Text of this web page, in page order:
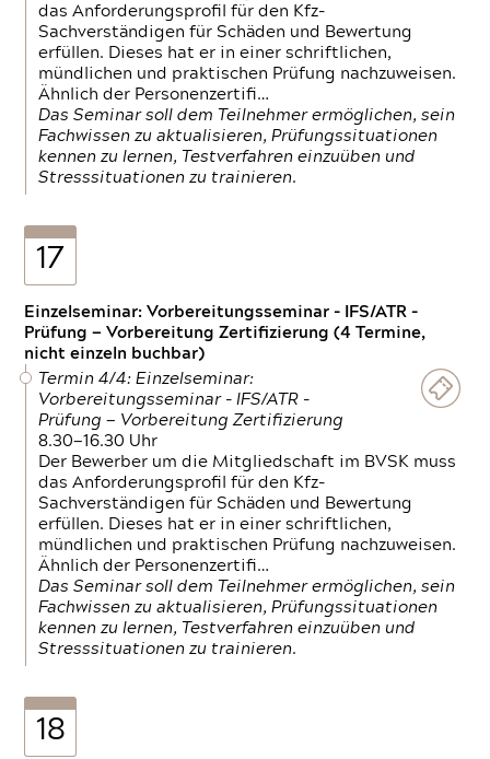
das Anforderungsprofil für den Kfz-
Sachverständigen für Schäden und Bewertung
erfüllen. Dieses hat er in einer schriftlichen,
mündlichen und praktischen Prüfung nachzuweisen.
Ähnlich der Personenzertifi…
Das Seminar soll dem Teilnehmer ermöglichen, sein
Fachwissen zu aktualisieren, Prüfungssituationen
kennen zu lernen, Testverfahren einzuüben und
Stresssituationen zu trainieren.
17
Einzelseminar: Vorbereitungsseminar - IFS/ATR -
Prüfung — Vorbereitung Zertifizierung (4 Termine,
nicht einzeln buchbar)
Termin 4/4: Einzelseminar:
Vorbereitungsseminar - IFS/ATR -
Prüfung — Vorbereitung Zertifizierung
8.30—16.30 Uhr
Der Bewerber um die Mitgliedschaft im BVSK muss
das Anforderungsprofil für den Kfz-
Sachverständigen für Schäden und Bewertung
erfüllen. Dieses hat er in einer schriftlichen,
mündlichen und praktischen Prüfung nachzuweisen.
Ähnlich der Personenzertifi…
Das Seminar soll dem Teilnehmer ermöglichen, sein
Fachwissen zu aktualisieren, Prüfungssituationen
kennen zu lernen, Testverfahren einzuüben und
Stresssituationen zu trainieren.
18